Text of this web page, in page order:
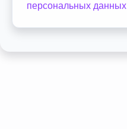
персональных данных